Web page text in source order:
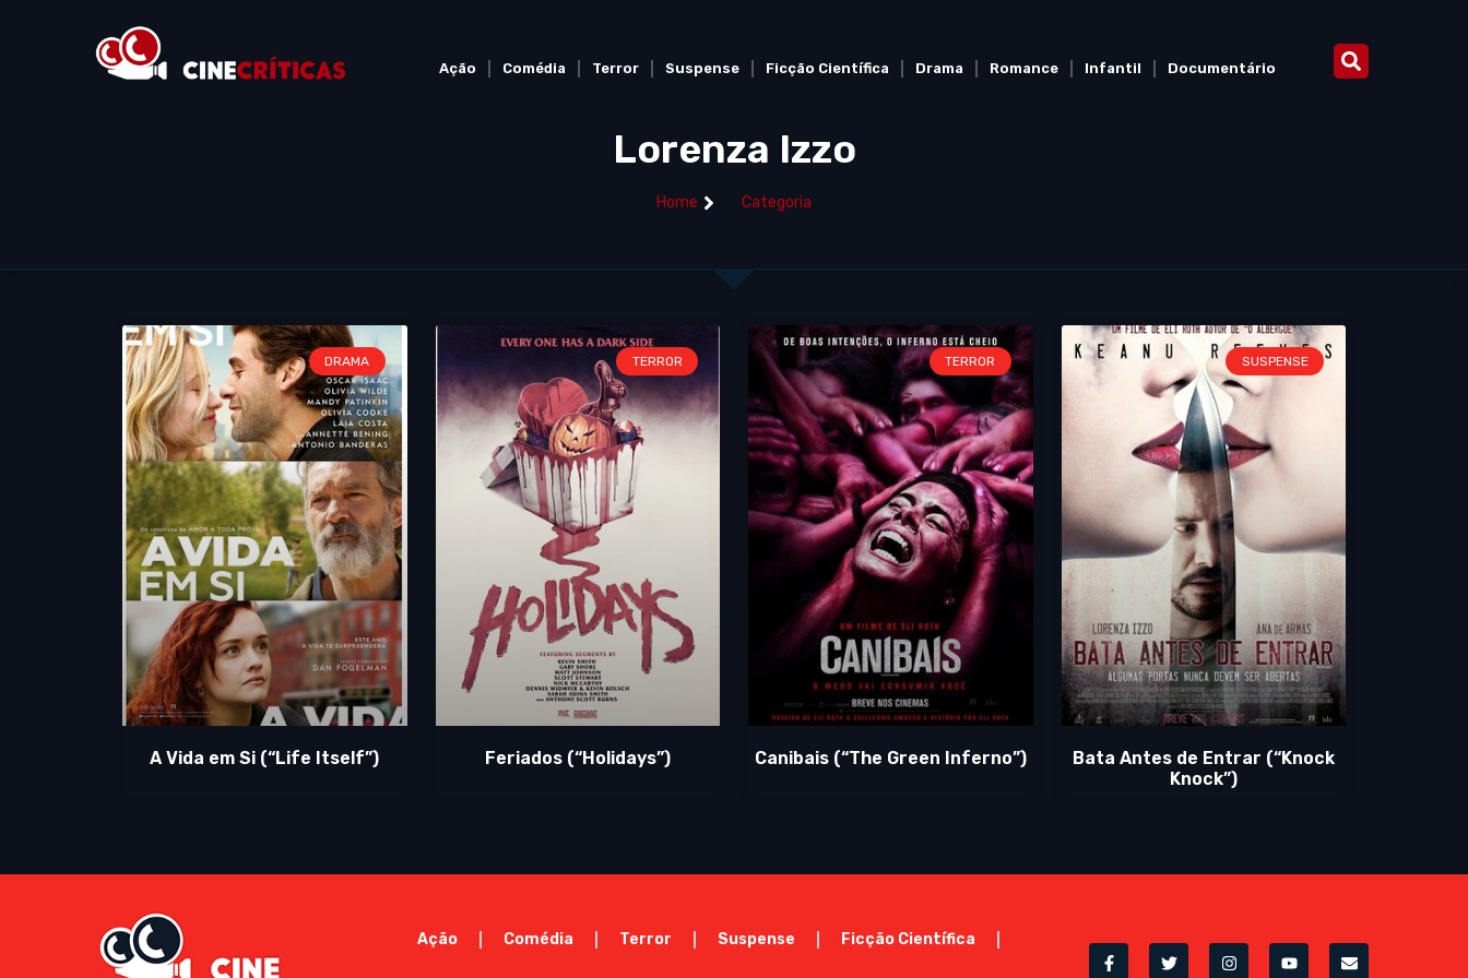
Ação Comédia Terror Suspense Ficção Científica Drama Romance Infantil Documentário
Lorenza Izzo
Home Categoria
DRAMA
A Vida em Si (“Life Itself”)
TERROR
Feriados (“Holidays”)
TERROR
Canibais (“The Green Inferno”)
SUSPENSE
Bata Antes de Entrar (“Knock
Knock”)
Ação Comédia Terror Suspense Ficção Científica